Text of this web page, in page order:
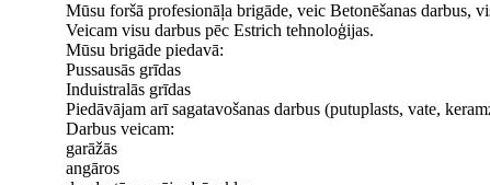
Mūsu foršā profesionāļa brigāde, veic Betonēšanas darbus,
Veicam visu darbus pēc Estrich tehnoloģijas.
Mūsu brigāde piedavā:
Pussausās grīdas
Induistralās grīdas
Piedāvājam arī sagatavošanas darbus (putuplasts, vate,
Darbus veicam:
garāžās
angāros